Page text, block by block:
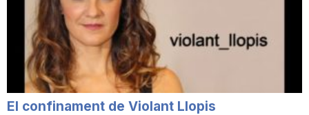
T
a
El confinament de Violant Llopis